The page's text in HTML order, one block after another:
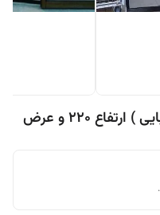
پرده توری مغناطیسی (پرده آهنربایی ) ارتفاع 220 و عرض